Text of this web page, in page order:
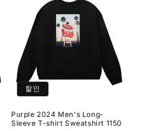
할인
Purple 2024 Men's Long-
Sleeve T-shirt Sweatshirt 1150